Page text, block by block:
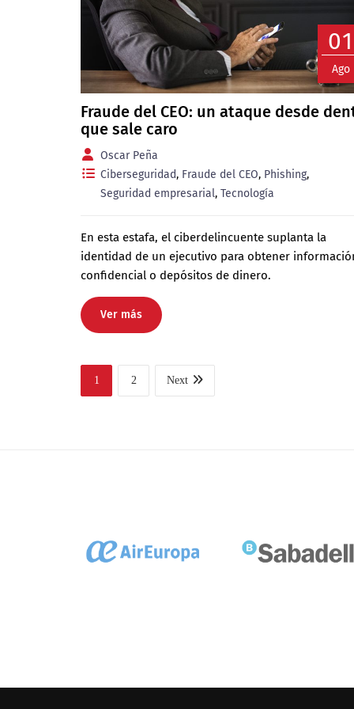
01
Ago
Fraude del CEO: un ataque desde
que sale caro
Oscar Peña
Ciberseguridad, Fraude del CEO, Phishing,
Seguridad empresarial, Tecnología
En esta estafa, el ciberdelincuente suplanta la
identidad de un ejecutivo para obtener
confidencial o depósitos de dinero.
Ver más
1 2 Next